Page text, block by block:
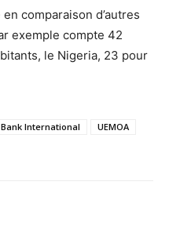
comparaison d’autres
exemple compte 42
le Nigeria, 23 pour
International
UEMOA